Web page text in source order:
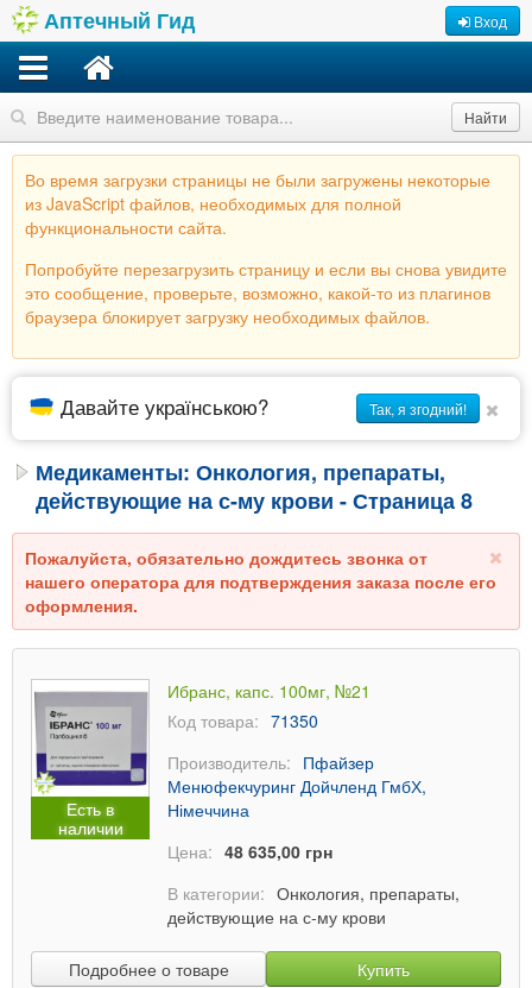
Аптечный Гид Вход
Найти
Во время загрузки страницы не были загружены некоторые
из JavaScript файлов, необходимых для полной
функциональности сайта.
Попробуйте перезагрузить страницу и если вы снова увидите
это сообщение, проверьте, возможно, какой-то из плагинов
браузера блокирует загрузку необходимых файлов.
Давайте українською? Так, я згодний!
Медикаменты: Онкология, препараты,
действующие на с-му крови - Страница 8
Пожалуйста, обязательно дождитесь звонка от
нашего оператора для подтверждения заказа после его
оформления.
Есть в
наличии
Ибранс, капс. 100мг, №21
Код товара: 71350
Производитель: Пфайзер
Менюфекчуринг Дойчленд ГмбХ,
Німеччина
Цена: 48 635,00 грн
В категории: Онкология, препараты,
действующие на с-му крови
Подробнее о товаре Купить